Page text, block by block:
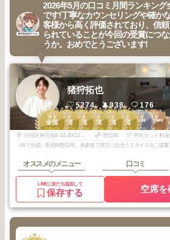
2026年5月の口コミ月間ランキング
です!丁寧なカウンセリングや確か
客様から高く評価されており、信
られていることが今回の受賞につ
うか。おめでとうございます!
1
全国
2026年 5月
2
全国
2026年 7月
2
全国
2026年 6月
2
全国
2026年 5月
2
全国
2026年 4月
3
全国
2026年 7月
2
青山・表参道・
原宿
2026年 4月
1
原宿・明治神宮
2026年 6月
猪狩拓也
5274 938 176
渋谷区神宮前4-14-20OJ表参道ビルB1F 歴15年
平均カット料金
（AIで生成）美容師歴15年。表参道で貴方に似合うスタイルをご提案
オススメのメニュー 口コミ
LINEに友だち追加して
保存する 空席を